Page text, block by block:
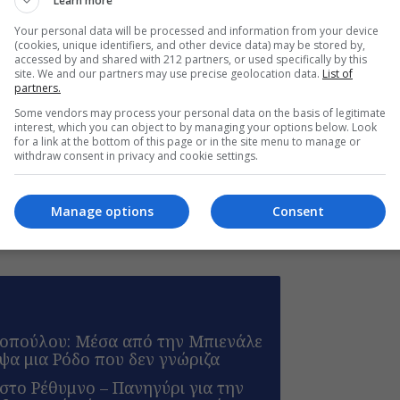
Κριστίνα Σούζα
Μέσα από την Μπιενάλε
μια Ρόδο που δεν γνώριζα
Ρέθυμνο – Πανηγύρι για την
Your personal data will be processed and information from your device
(cookies, unique identifiers, and other device data) may be stored by,
accessed by and shared with 212 partners, or used specifically by this
site. We and our partners may use precise geolocation data. List of
partners.
Some vendors may process your personal data on the basis of legitimate
interest, which you can object to by managing your options below. Look
for a link at the bottom of this page or in the site menu to manage or
withdraw consent in privacy and cookie settings.
Consent
Manage options